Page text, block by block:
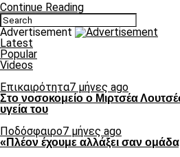
Continue Reading
Advertisement
Latest
Popular
Videos
Επικαιρότητα7 μήνες ago
Στο νοσοκομείο ο Μιρτσέα
υγεία του
Ποδόσφαιρο7 μήνες ago
«Πλέον έχουμε αλλάξει σαν